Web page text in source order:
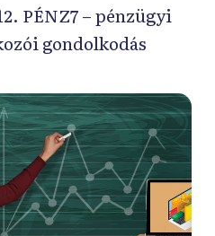
PÉNZ7 – pénzügyi
gondolkodás